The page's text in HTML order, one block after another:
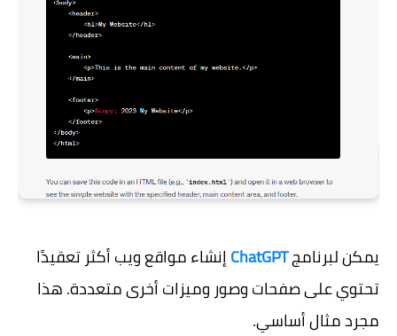
يمكن لبرنامجChatGPTإنشاء مواقع ويب أكثر تعقيدًا
تحتوي على صفحات وصور وميزات أخرى متعددة. هذا
مجرد مثال أساسي.